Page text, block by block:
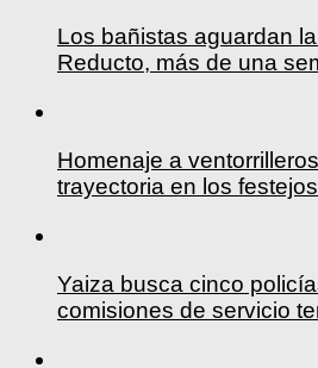
Los bañistas aguardan
Reducto, más de una
Homenaje a
trayectoria en los
Yaiza busca cinco
comisiones de servicio